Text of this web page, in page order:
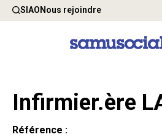
SIAONous rejoindre
Infirmier.ère
Référence :